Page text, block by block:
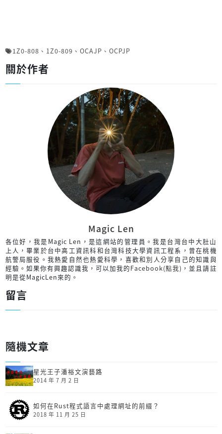
1Z0-808 、 1Z0-809 、 OCAJP 、 OCPJP
關於作者
Magic Len
各位好，我是Magic Len，是這網站的管理員。我是台灣台中大肚山
上人，畢業於台中高工資訊科和台灣科技大學資訊工程系，曾在桃機
航警局服役。我熱愛自然也熱愛科學，喜歡和別人分享自己的知識與
經驗。如果你有興趣認識我，可以加我的Facebook(點我) ，並且請註
明是從MagicLen來的。
留言
隨機文章
星光王子潘裕文演藝路
2014 年 7 月 2 日
如何在Rust程式語言中處理網址的前綴？
2018 年 11 月 25 日